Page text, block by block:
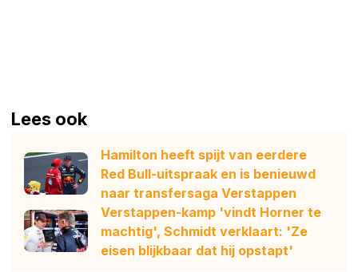
Lees ook
Hamilton heeft spijt van eerdere
Red Bull-uitspraak en is benieuwd
naar transfersaga Verstappen
Verstappen-kamp 'vindt Horner te
machtig', Schmidt verklaart: 'Ze
eisen blijkbaar dat hij opstapt'